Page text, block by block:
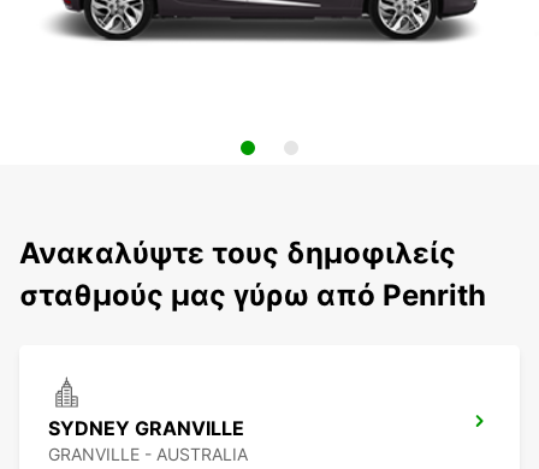
Ανακαλύψτε τους δημοφιλείς
σταθμούς μας γύρω από Penrith
SYDNEY GRANVILLE
GRANVILLE - AUSTRALIA